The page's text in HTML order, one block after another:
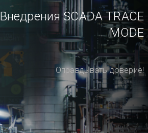
Внедрения SCADA TRACE
MODE
Оправдывать доверие!